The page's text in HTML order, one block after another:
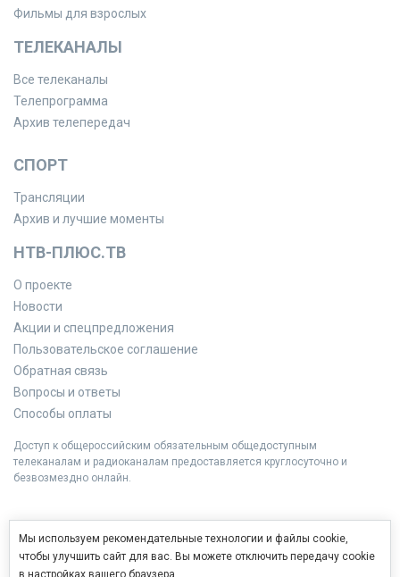
Фильмы для взрослых
ТЕЛЕКАНАЛЫ
Все телеканалы
Телепрограмма
Архив телепередач
СПОРТ
Трансляции
Архив и лучшие моменты
НТВ-ПЛЮС.ТВ
О проекте
Новости
Акции и спецпредложения
Пользовательское соглашение
Обратная связь
Вопросы и ответы
Способы оплаты
Доступ к общероссийским обязательным общедоступным
телеканалам и радиоканалам предоставляется круглосуточно и
безвозмездно онлайн.
Мы используем рекомендательные технологии и файлы cookie,
чтобы улучшить сайт для вас. Вы можете отключить передачу cookie
в настройках вашего браузера